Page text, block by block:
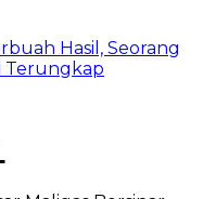
Hasil, Seorang
Terungkap